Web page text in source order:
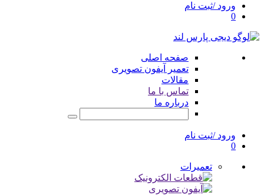
ورود /ثبت نام
0
صفحه اصلی
تعمیر آیفون تصویری
مقالات
تماس با ما
درباره ما
ورود /ثبت نام
0
تعمیرات